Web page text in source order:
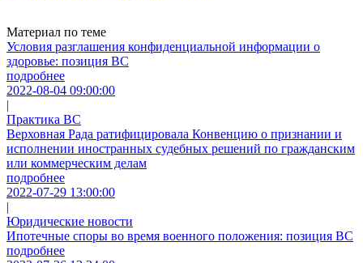
Материал по теме
Условия разглашения конфиденциальной информации о
здоровье: позиция ВС
подробнее
2022-08-04 09:00:00
|
Практика ВС
Верховная Рада ратифицировала Конвенцию о признании и
исполнении иностранных судебных решений по гражданским
или коммерческим делам
подробнее
2022-07-29 13:00:00
|
Юридические новости
Ипотечные споры во время военного положения: позиция ВС
подробнее